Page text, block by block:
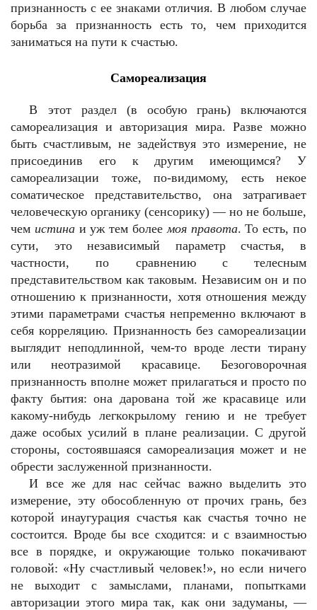
признанность с ее знаками отличия. В любом случае
борьба за признанность есть то, чем приходится
заниматься на пути к счастью.
Самореализация
В этот раздел (в особую грань) включаются
самореализация и авторизация мира. Разве можно
быть счастливым, не задействуя это измерение, не
присоединив его к другим имеющимся? У
самореализации тоже, по-видимому, есть некое
соматическое представительство, она затрагивает
человеческую органику (сенсорику) — но не больше,
чем истинаи уж тем болеемоя правота. То есть, по
сути, это независимый параметр счастья, в
частности, по сравнению с телесным
представительством как таковым. Независим он и по
отношению к признанности, хотя отношения между
этими параметрами счастья непременно включают в
себя корреляцию. Признанность без самореализации
выглядит неподлинной, чем-то вроде лести тирану
или неотразимой красавице. Безоговорочная
признанность вполне может прилагаться и просто по
факту бытия: она дарована той же красавице или
какому-нибудь легкокрылому гению и не требует
даже особых усилий в плане реализации. С другой
стороны, состоявшаяся самореализация может и не
обрести заслуженной признанности.
И все же для нас сейчас важно выделить это
измерение, эту обособленную от прочих грань, без
которой инаугурация счастья как счастья точно не
состоится. Вроде бы все сходится: и с взаимностью
все в порядке, и окружающие только покачивают
головой: «Ну счастливый человек!», но если ничего
не выходит с замыслами, планами, попытками
авторизации этого мира так, как они задуманы, —